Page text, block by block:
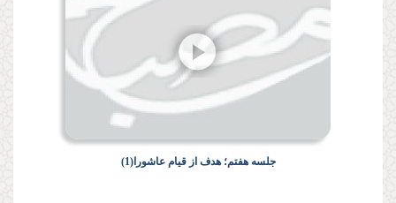
جلسه هفتم؛ هدف از قیام عاشورا(1)